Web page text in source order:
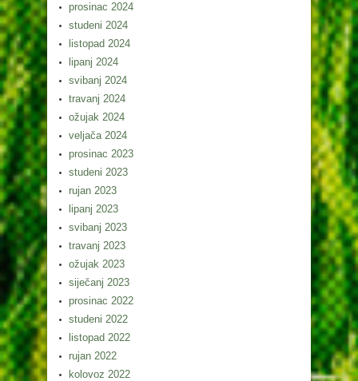
prosinac 2024
studeni 2024
listopad 2024
lipanj 2024
svibanj 2024
travanj 2024
ožujak 2024
veljača 2024
prosinac 2023
studeni 2023
rujan 2023
lipanj 2023
svibanj 2023
travanj 2023
ožujak 2023
siječanj 2023
prosinac 2022
studeni 2022
listopad 2022
rujan 2022
kolovoz 2022